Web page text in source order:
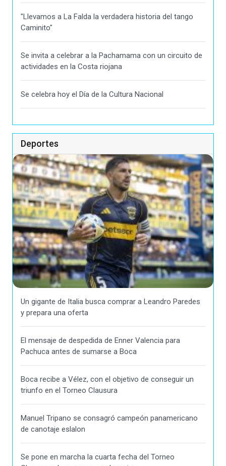
"Llevamos a La Falda la verdadera historia del tango
Caminito"
Se invita a celebrar a la Pachamama con un circuito de
actividades en la Costa riojana
Se celebra hoy el Día de la Cultura Nacional
Deportes
Un gigante de Italia busca comprar a Leandro Paredes
y prepara una oferta
El mensaje de despedida de Enner Valencia para
Pachuca antes de sumarse a Boca
Boca recibe a Vélez, con el objetivo de conseguir un
triunfo en el Torneo Clausura
Manuel Tripano se consagró campeón panamericano
de canotaje eslalon
Se pone en marcha la cuarta fecha del Torneo